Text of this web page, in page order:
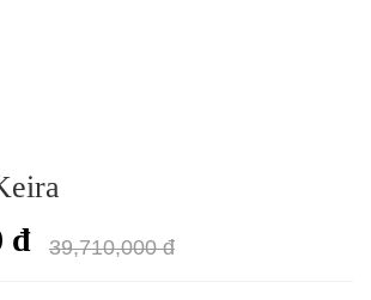
đ 39,710,000 đ